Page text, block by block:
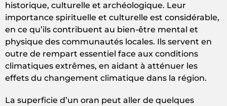
historique, culturelle et archéologique. Leur
importance spirituelle et culturelle est considérable,
en ce qu’ils contribuent au bien-être mental et
physique des communautés locales. Ils servent en
outre de rempart essentiel face aux conditions
climatiques extrêmes, en aidant à atténuer les
effets du changement climatique dans la région.
La superficie d’un oran peut aller de quelques